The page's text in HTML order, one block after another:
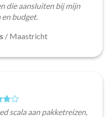
die aansluiten bij mijn
budget.
/ Maastricht
scala aan pakketreizen,